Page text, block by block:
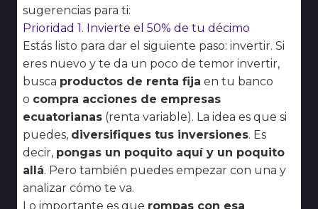
sugerencias para ti:
Prioridad 1. Invierte el 50% de tu décimo
Estás listo para dar el siguiente paso: invertir. Si
eres nuevo y te da un poco de temor invertir,
busca productos de renta fija en tu banco
o compra acciones de empresas
ecuatorianas (renta variable). La idea es que si
puedes, diversifiques tus inversiones. Es
decir, pongas un poquito aquí y un poquito
allá. Pero también puedes empezar con una y
analizar cómo te va.
Lo importante es que rompas con esa